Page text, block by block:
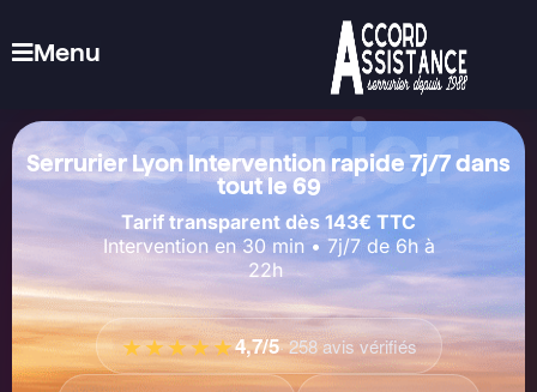
Menu
Serrurier Lyon Intervention rapide 7j/7 dans
tout le 69
Serrurier
Tarif transparent dès 143€ TTC
Intervention en 30 min • 7j/7 de 6h à
22h
★★★★★4,7/5· 258 avis vérifiés